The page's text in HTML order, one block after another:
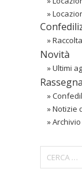
»
»
Novità
»Ultimi
»
»Notizie
»Archivio